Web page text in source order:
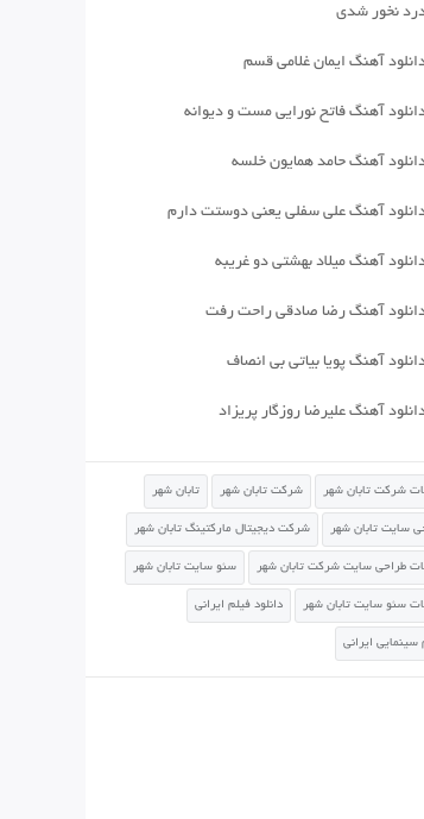
نخور شدی
آهنگ ایمان غلامی قسم
آهنگ فاتح نورایی مست و دیوانه
آهنگ حامد همایون خلسه
آهنگ علی سفلی یعنی دوستت دارم
آهنگ میلاد بهشتی دو غریبه
آهنگ رضا صادقی راحت رفت
آهنگ پویا بیاتی بی انصاف
آهنگ علیرضا روزگار پریزاد
شرکت تابان شهر شرکت تابان شهر تابان شهر
سایت تابان شهر شرکت دیجیتال مارکتینگ تابان شهر
طراحی سایت شرکت تابان شهر سئو سایت تابان شهر
سئو سایت تابان شهر دانلود فیلم ایرانی
سینمایی ایرانی